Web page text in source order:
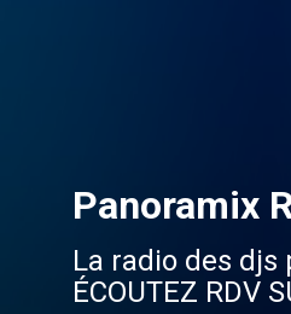
Panoramix
La radio des djs
ÉCOUTEZ RDV